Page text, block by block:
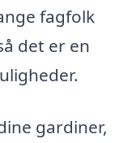
fagfolk
det er en
gardiner,